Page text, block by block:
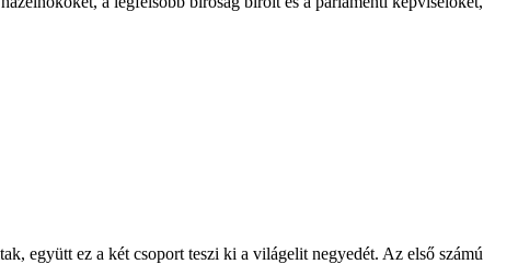
együtt ez a két csoport teszi ki a világelit negyedét. Az első számú